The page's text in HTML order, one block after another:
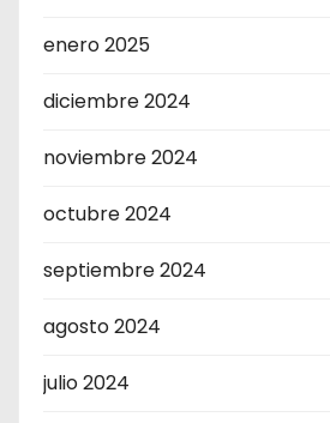
enero 2025
diciembre 2024
noviembre 2024
octubre 2024
septiembre 2024
agosto 2024
julio 2024